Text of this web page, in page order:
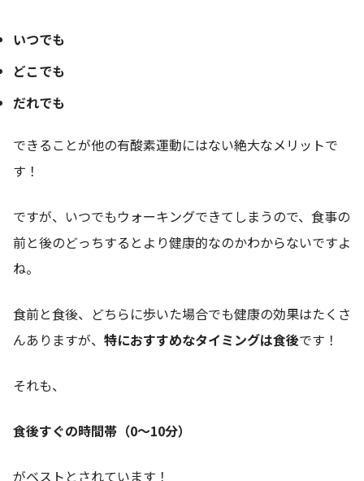
いつでも
どこでも
だれでも
できることが他の有酸素運動にはない絶大なメリットで
す！
ですが、いつでもウォーキングできてしまうので、食事の
前と後のどっちするとより健康的なのかわからないですよ
ね。
食前と食後、どちらに歩いた場合でも健康の効果はたくさ
んありますが、 特におすすめなタイミングは食後です！
それも、
食後すぐの時間帯（0〜10分）
がベストとされています！